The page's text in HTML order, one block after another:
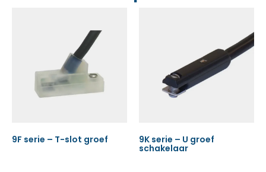
9F serie – T-slot groef 9K serie – U groef
schakelaar